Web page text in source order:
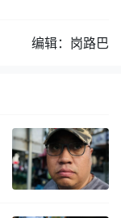
编辑：岗路巴